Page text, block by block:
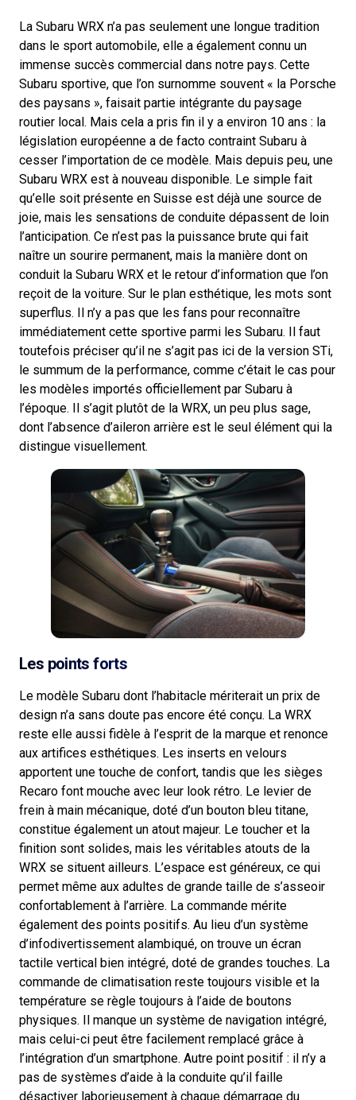
La Subaru WRX n’a pas seulement une longue tradition
dans le sport automobile, elle a également connu un
immense succès commercial dans notre pays. Cette
Subaru sportive, que l’on surnomme souvent « la Porsche
des paysans », faisait partie intégrante du paysage
routier local. Mais cela a pris fin il y a environ 10 ans : la
législation européenne a de facto contraint Subaru à
cesser l’importation de ce modèle. Mais depuis peu, une
Subaru WRX est à nouveau disponible. Le simple fait
qu’elle soit présente en Suisse est déjà une source de
joie, mais les sensations de conduite dépassent de loin
l’anticipation. Ce n’est pas la puissance brute qui fait
naître un sourire permanent, mais la manière dont on
conduit la Subaru WRX et le retour d’information que l’on
reçoit de la voiture. Sur le plan esthétique, les mots sont
superflus. Il n’y a pas que les fans pour reconnaître
immédiatement cette sportive parmi les Subaru. Il faut
toutefois préciser qu’il ne s’agit pas ici de la version STi,
le summum de la performance, comme c’était le cas pour
les modèles importés officiellement par Subaru à
l’époque. Il s’agit plutôt de la WRX, un peu plus sage,
dont l’absence d’aileron arrière est le seul élément qui la
distingue visuellement.
Les points forts
Le modèle Subaru dont l’habitacle mériterait un prix de
design n’a sans doute pas encore été conçu. La WRX
reste elle aussi fidèle à l’esprit de la marque et renonce
aux artifices esthétiques. Les inserts en velours
apportent une touche de confort, tandis que les sièges
Recaro font mouche avec leur look rétro. Le levier de
frein à main mécanique, doté d’un bouton bleu titane,
constitue également un atout majeur. Le toucher et la
finition sont solides, mais les véritables atouts de la
WRX se situent ailleurs. L’espace est généreux, ce qui
permet même aux adultes de grande taille de s’asseoir
confortablement à l’arrière. La commande mérite
également des points positifs. Au lieu d’un système
d’infodivertissement alambiqué, on trouve un écran
tactile vertical bien intégré, doté de grandes touches. La
commande de climatisation reste toujours visible et la
température se règle toujours à l’aide de boutons
physiques. Il manque un système de navigation intégré,
mais celui-ci peut être facilement remplacé grâce à
l’intégration d’un smartphone. Autre point positif : il n’y a
pas de systèmes d’aide à la conduite qu’il faille
désactiver laborieusement à chaque démarrage du